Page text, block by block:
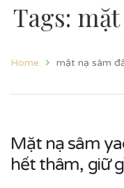
Tags:
Home mặt nạ sâm
Mặt nạ sâm
hết thâm, giữ